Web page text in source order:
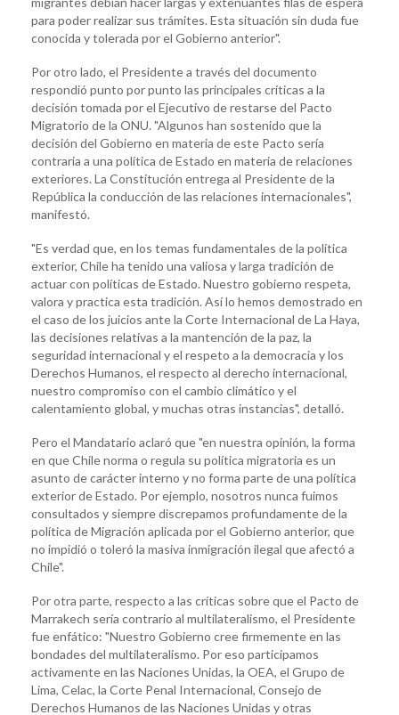
para poder realizar sus trámites. Esta situación sin duda fue
conocida y tolerada por el Gobierno anterior".
Por otro lado, el Presidente a través del documento
respondió punto por punto las principales críticas a la
decisión tomada por el Ejecutivo de restarse del Pacto
Migratorio de la ONU. "Algunos han sostenido que la
decisión del Gobierno en materia de este Pacto sería
contraria a una política de Estado en materia de relaciones
exteriores. La Constitución entrega al Presidente de la
República la conducción de las relaciones internacionales",
manifestó.
"Es verdad que, en los temas fundamentales de la política
exterior, Chile ha tenido una valiosa y larga tradición de
actuar con políticas de Estado. Nuestro gobierno respeta,
valora y practica esta tradición. Así lo hemos demostrado en
el caso de los juicios ante la Corte Internacional de La Haya,
las decisiones relativas a la mantención de la paz, la
seguridad internacional y el respeto a la democracia y los
Derechos Humanos, el respecto al derecho internacional,
nuestro compromiso con el cambio climático y el
calentamiento global, y muchas otras instancias", detalló.
Pero el Mandatario aclaró que "en nuestra opinión, la forma
en que Chile norma o regula su política migratoria es un
asunto de carácter interno y no forma parte de una política
exterior de Estado. Por ejemplo, nosotros nunca fuimos
consultados y siempre discrepamos profundamente de la
política de Migración aplicada por el Gobierno anterior, que
no impidió o toleró la masiva inmigración ilegal que afectó a
Chile".
Por otra parte, respecto a las críticas sobre que el Pacto de
Marrakech sería contrario al multilateralismo, el Presidente
fue enfático: "Nuestro Gobierno cree firmemente en las
bondades del multilateralismo. Por eso participamos
activamente en las Naciones Unidas, la OEA, el Grupo de
Lima, Celac, la Corte Penal Internacional, Consejo de
Derechos Humanos de las Naciones Unidas y otras